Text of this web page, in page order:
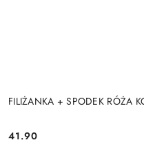
FILIŻANKA + SPODEK RÓŻA
Cena:
41.90